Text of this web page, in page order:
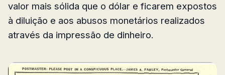
valor mais sólida que o dólar e ficarem expostos
à diluição e aos abusos monetários realizados
através da impressão de dinheiro.